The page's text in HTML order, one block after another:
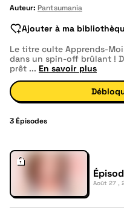
Auteur: Pantsumania
Ajouter à ma
Le titre culte Apprends-
dans un spin-off brûlant !
prêt ... En savoir plus
3Épisodes
Août 27 ,